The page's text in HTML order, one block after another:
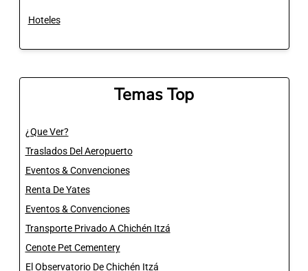
Hoteles
Temas Top
¿Que Ver?
Traslados Del Aeropuerto
Eventos & Convenciones
Renta De Yates
Eventos & Convenciones
Transporte Privado A Chichén Itzá
Cenote Pet Cementery
El Observatorio De Chichén Itzá